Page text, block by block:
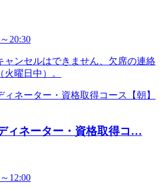
20:30
ンセルはできません、欠席の連絡
曜日中）。
ィネーター・資格取得コ…
12:00